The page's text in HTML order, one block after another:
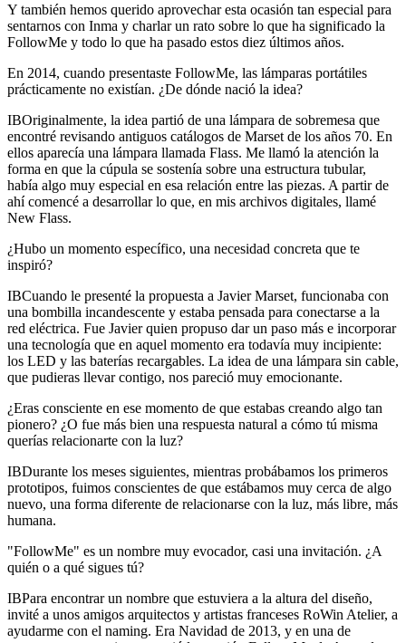
Y también hemos querido aprovechar esta ocasión tan especial para
sentarnos con Inma y charlar un rato sobre lo que ha significado la
FollowMe y todo lo que ha pasado estos diez últimos años.
En 2014, cuando presentaste FollowMe, las lámparas portátiles
prácticamente no existían. ¿De dónde nació la idea?
IBOriginalmente, la idea partió de una lámpara de sobremesa que
encontré revisando antiguos catálogos de Marset de los años 70. En
ellos aparecía una lámpara llamada Flass. Me llamó la atención la
forma en que la cúpula se sostenía sobre una estructura tubular,
había algo muy especial en esa relación entre las piezas. A partir de
ahí comencé a desarrollar lo que, en mis archivos digitales, llamé
New Flass.
¿Hubo un momento específico, una necesidad concreta que te
inspiró?
IBCuando le presenté la propuesta a Javier Marset, funcionaba con
una bombilla incandescente y estaba pensada para conectarse a la
red eléctrica. Fue Javier quien propuso dar un paso más e incorporar
una tecnología que en aquel momento era todavía muy incipiente:
los LED y las baterías recargables. La idea de una lámpara sin cable,
que pudieras llevar contigo, nos pareció muy emocionante.
¿Eras consciente en ese momento de que estabas creando algo tan
pionero? ¿O fue más bien una respuesta natural a cómo tú misma
querías relacionarte con la luz?
IBDurante los meses siguientes, mientras probábamos los primeros
prototipos, fuimos conscientes de que estábamos muy cerca de algo
nuevo, una forma diferente de relacionarse con la luz, más libre, más
humana.
"FollowMe" es un nombre muy evocador, casi una invitación. ¿A
quién o a qué sigues tú?
IBPara encontrar un nombre que estuviera a la altura del diseño,
invité a unos amigos arquitectos y artistas franceses RoWin Atelier, a
ayudarme con el naming. Era Navidad de 2013, y en una de